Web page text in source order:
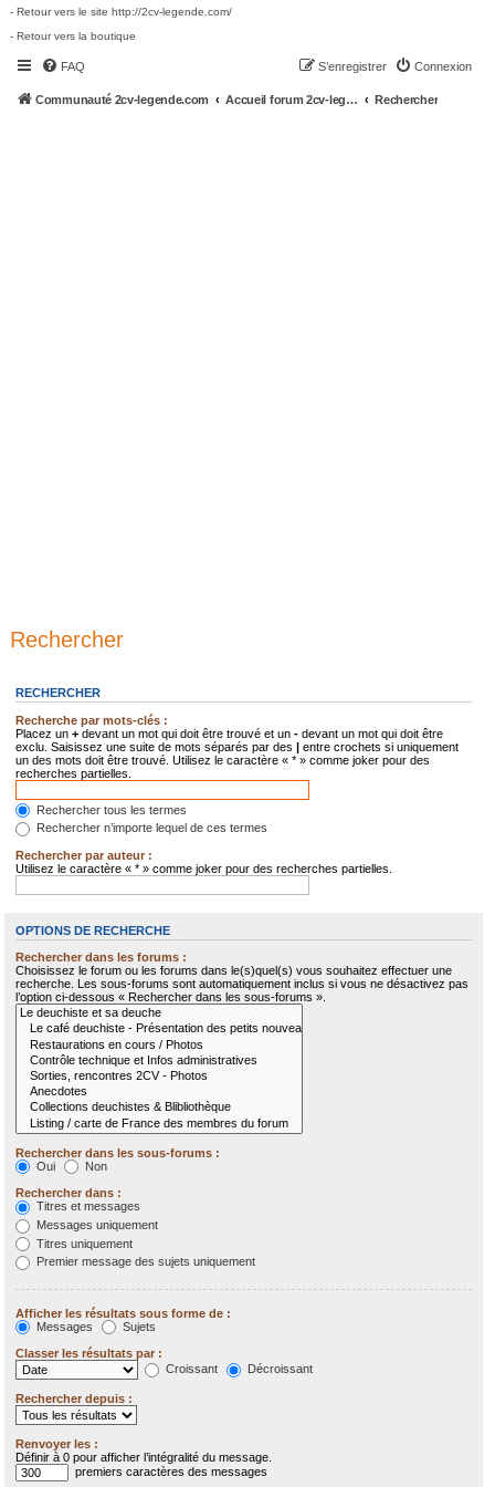
- Retour vers le site http://2cv-legende.com/
- Retour vers la boutique
FAQ Connexion
S’enregistrer
Communauté 2cv-legende.com Accueil forum 2cv-legende.com Rechercher
Rechercher
RECHERCHER
Recherche par mots-clés :
Placez un + devant un mot qui doit être trouvé et un - devant un mot qui doit être
exclu. Saisissez une suite de mots séparés par des | entre crochets si uniquement
un des mots doit être trouvé. Utilisez le caractère « * » comme joker pour des
recherches partielles.
Rechercher tous les termes
Rechercher n’importe lequel de ces termes
Rechercher par auteur :
Utilisez le caractère « * » comme joker pour des recherches partielles.
OPTIONS DE RECHERCHE
Rechercher dans les forums :
Choisissez le forum ou les forums dans le(s)quel(s) vous souhaitez effectuer une
recherche. Les sous-forums sont automatiquement inclus si vous ne désactivez pas
l’option ci-dessous « Rechercher dans les sous-forums ».
Rechercher dans les sous-forums :
Oui
Non
Rechercher dans :
Titres et messages
Messages uniquement
Titres uniquement
Premier message des sujets uniquement
Afficher les résultats sous forme de :
Messages
Sujets
Classer les résultats par :
Croissant
Décroissant
Rechercher depuis :
Renvoyer les :
Définir à 0 pour afficher l’intégralité du message.
premiers caractères des messages